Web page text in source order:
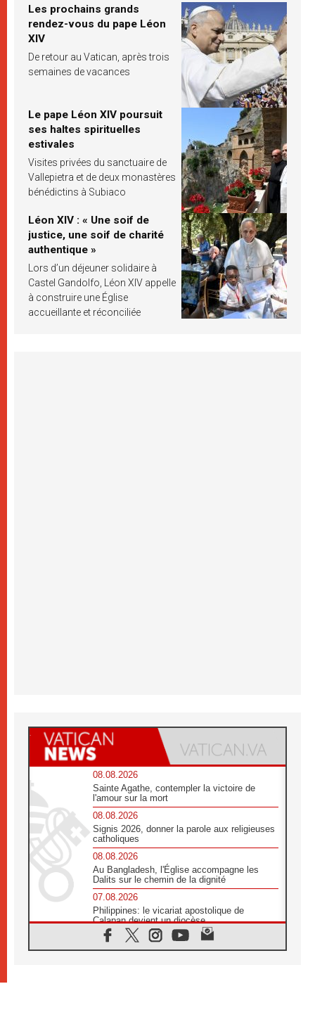
Les prochains grands
rendez-vous du pape Léon
XIV
De retour au Vatican, après trois
semaines de vacances
Le pape Léon XIV poursuit
ses haltes spirituelles
estivales
Visites privées du sanctuaire de
Vallepietra et de deux monastères
bénédictins à Subiaco
Léon XIV : « Une soif de
justice, une soif de charité
authentique »
Lors d’un déjeuner solidaire à
Castel Gandolfo, Léon XIV appelle
à construire une Église
accueillante et réconciliée
08.08.2026
Sainte Agathe, contempler la victoire de
l'amour sur la mort
08.08.2026
Signis 2026, donner la parole aux religieuses
catholiques
08.08.2026
Au Bangladesh, l'Église accompagne les
Dalits sur le chemin de la dignité
07.08.2026
Philippines: le vicariat apostolique de
Calapan devient un diocèse
07.08.2026
Congo-Brazzaville : le 15 août, entre